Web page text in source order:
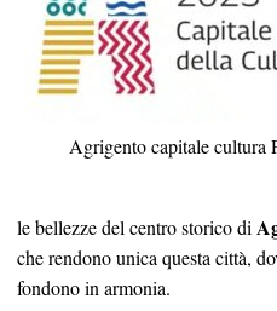
Agrigento capitale cultura
le bellezze del centro storico di
che rendono unica questa città,
fondono in armonia.